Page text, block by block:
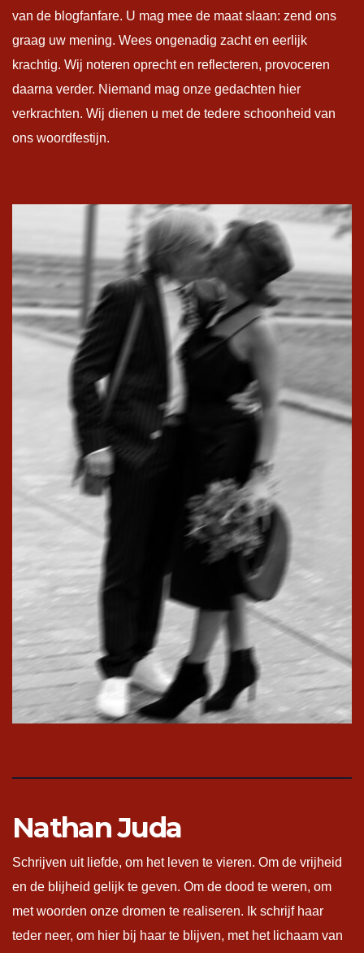
van de blogfanfare. U mag mee de maat slaan: zend ons
graag uw mening. Wees ongenadig zacht en eerlijk
krachtig. Wij noteren oprecht en reflecteren, provoceren
daarna verder. Niemand mag onze gedachten hier
verkrachten. Wij dienen u met de tedere schoonheid van
ons woordfestijn.
Nathan Juda
Schrijven uit liefde, om het leven te vieren. Om de vrijheid
en de blijheid gelijk te geven. Om de dood te weren, om
met woorden onze dromen te realiseren. Ik schrijf haar
teder neer, om hier bij haar te blijven, met het lichaam van